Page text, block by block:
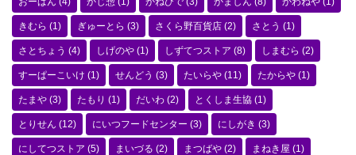
きむら (1) ぎゅーとら (3) さくら野百貨店 (2) さとう (1)
さとちょう (4) しげのや (1) しずてつストア (8) しまむら (2)
すーぱーこいけ (1) せんどう (3) たいらや (11) たからや (1)
たまや (3) たもり (1) だいわ (2) とくしま生協 (1)
とりせん (12) にいつフードセンター (3) にしがき (3)
にしてつストア (5) まいづる (2) まつばや (2) まねき屋 (1)